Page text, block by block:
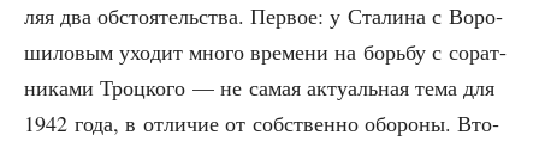
ляя два обсто­я­тель­ства. Пер­вое: у Ста­ли­на с Воро­
ши­ло­вым ухо­дит мно­го вре­ме­ни на борь­бу с сорат­
ни­ка­ми Троц­ко­го — не самая акту­аль­ная тема для
1942 года, в отли­чие от соб­ствен­но обо­ро­ны. Вто­